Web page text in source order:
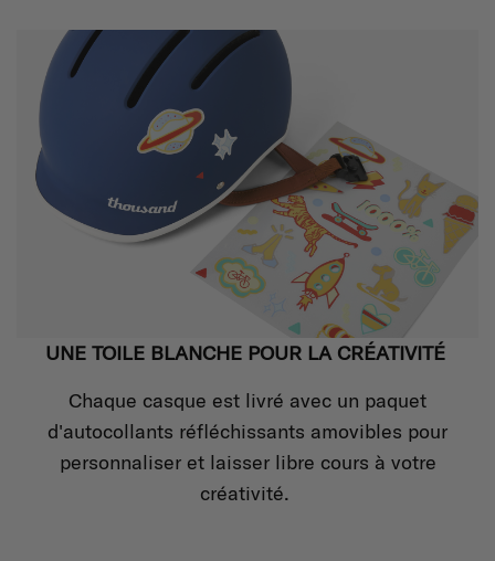
UNE TOILE BLANCHE POUR LA CRÉATIVITÉ
Chaque casque est livré avec un paquet
d'autocollants réfléchissants amovibles pour
personnaliser et laisser libre cours à votre
créativité.